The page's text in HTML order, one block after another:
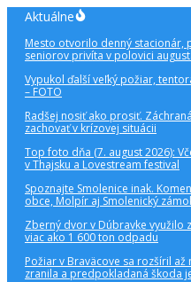
Preskočiť
obsah
Aktuálne
Mesto otvorilo denný stacionár,
seniorov privíta v polovici
Vypukol ďalší veľký požiar,
– FOTO
Radšej nosiť ako prosiť.
zachovať v krízovej situácii
Top foto dňa (7. august 2026):
v Thajsku a Lovestream festival
Spoznajte Smolenice inak.
obce, Molpír aj Smolenický
Zberný dvor v Dúbravke využilo
viac ako 1 600 ton odpadu
Požiar v Braväcove sa rozšíril
zranila a predpokladaná škoda